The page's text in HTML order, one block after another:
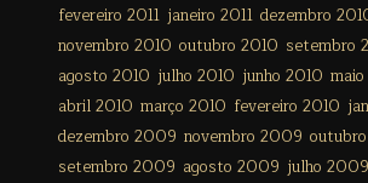
fevereiro 2011 janeiro 2011 dezembro
novembro 2010 outubro 2010 setembro
agosto 2010 julho 2010 junho 2010
abril 2010 março 2010 fevereiro 2010
dezembro 2009 novembro 2009
setembro 2009 agosto 2009 julho 2009